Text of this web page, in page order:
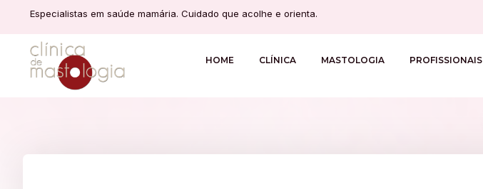
Especialistas em saúde mamária. Cuidado que acolhe e orienta.
HOME CLÍNICA MASTOLOGIA PROFISSIONAIS